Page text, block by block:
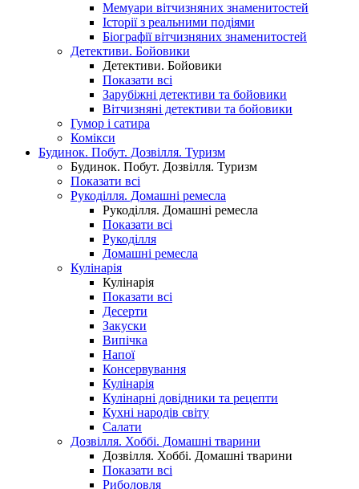
Мемуари вітчизняних знаменитостей
Історії з реальними подіями
Біографії вітчизняних знаменитостей
Детективи. Бойовики
Детективи. Бойовики
Показати всі
Зарубіжні детективи та бойовики
Вітчизняні детективи та бойовики
Гумор і сатира
Комікси
Будинок. Побут. Дозвілля. Туризм
Будинок. Побут. Дозвілля. Туризм
Показати всі
Рукоділля. Домашні ремесла
Рукоділля. Домашні ремесла
Показати всі
Рукоділля
Домашні ремесла
Кулінарія
Кулінарія
Показати всі
Десерти
Закуски
Випічка
Напої
Консервування
Кулінарія
Кулінарні довідники та рецепти
Кухні народів світу
Салати
Дозвілля. Хоббі. Домашні тварини
Дозвілля. Хоббі. Домашні тварини
Показати всі
Риболовля